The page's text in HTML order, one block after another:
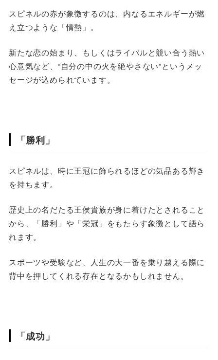
スピネルの赤が象徴するのは、内なるエネルギーが燃
え立つような「情熱」。
新たな恋の始まり、もしくはライバルと競い合う熱い
心意気など、“自分の中の火を絶やさない”というメッ
セージが込められています。
「勝利」
スピネルは、時に王冠に飾られるほどの気品ある輝き
を持ちます。
歴史上の名だたる王侯貴族が身に着けたとされること
から、「勝利」や「栄冠」をもたらす象徴として語ら
れます。
スポーツや受験など、人生の大一番を乗り越える際に
背中を押してくれる存在となるかもしれません。
「成功」